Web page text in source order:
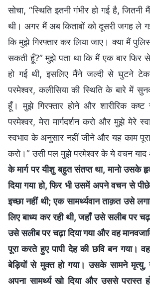
सोचा, “स्थिति इतनी गंभीर हो गई है, जितनी
थी। अगर मैं अब किताबों को दूसरी जगह ले
कि मुझे गिरफ्तार कर लिया जाए। क्या मैं
सकती हूँ?” मुझे पता था कि मैं एक बार फिर
हो गई थी, इसलिए मैंने जल्दी से घुटने
परमेश्वर, कलीसिया की स्थिति के बारे में
हूँ। मुझे गिरफ्तार होने और शारीरिक
परमेश्वर, मेरा मार्गदर्शन करो और मुझे मेरे
स्वभाव के अनुसार नहीं जीने और यह काम
करो।” उसी पल मुझे परमेश्वर के ये वचन
के मार्ग पर यीशु बहुत संतप्त था, मानो उसके
दिया गया हो, फिर भी उसमें अपने वचन से
इच्छा नहीं थी; एक सामर्थ्यवान ताक़त उसे
लिए बाध्य कर रही थी, जहाँ उसे सलीब पर
उसे सलीब पर चढ़ा दिया गया और वह
पूरा करते हुए पापी देह की छवि बन गया।
बेड़ियों से मुक्त हो गया। उसके सामने
अपना सामर्थ्य खो दिया और उससे परास्त